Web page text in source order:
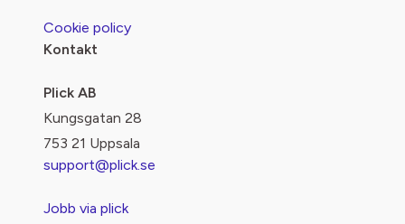
Cookie policy
Kontakt
Plick AB
Kungsgatan 28
753 21 Uppsala
support@plick.se
Jobb via plick